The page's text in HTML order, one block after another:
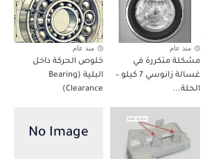
منذ عام
مشكلة متكررة في
غسالة زانوسي 7 كيلو –
الحلة...
منذ عام
خلوص الحركة داخل
البلية (Bearing
Clearance)